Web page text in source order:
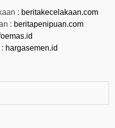
: beritakecelakaan.com
: beritapenipuan.com
hargasemen.id